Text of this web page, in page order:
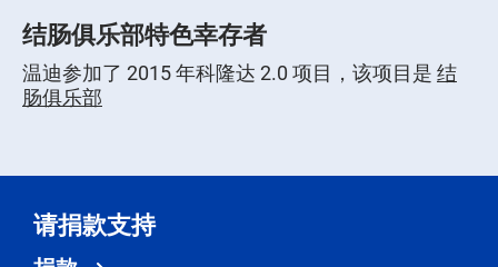
结肠俱乐部特色幸存者
温迪参加了 2015 年科隆达 2.0 项目，该项目是 结
肠俱乐部
请捐款支持